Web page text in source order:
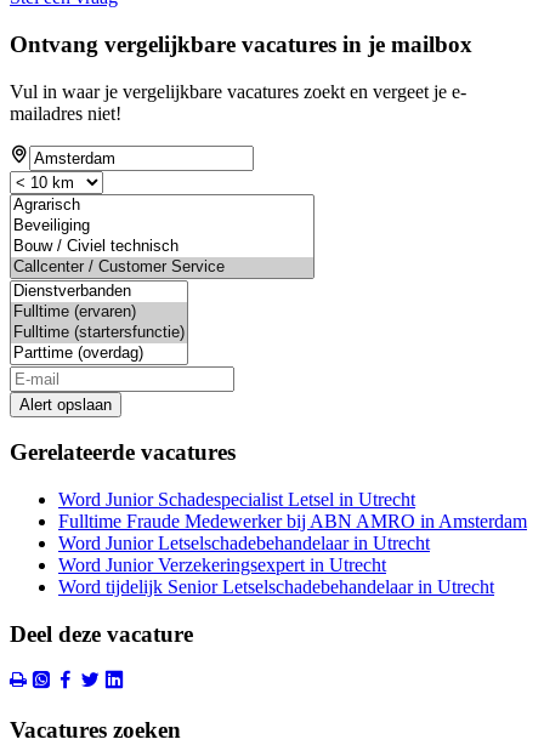
Ontvang vergelijkbare vacatures in je mailbox
Vul in waar je vergelijkbare vacatures zoekt en vergeet je e-
mailadres niet!
Alert opslaan
Gerelateerde vacatures
Word Junior Schadespecialist Letsel in Utrecht
Fulltime Fraude Medewerker bij ABN AMRO in Amsterdam
Word Junior Letselschadebehandelaar in Utrecht
Word Junior Verzekeringsexpert in Utrecht
Word tijdelijk Senior Letselschadebehandelaar in Utrecht
Deel deze vacature
Vacatures zoeken